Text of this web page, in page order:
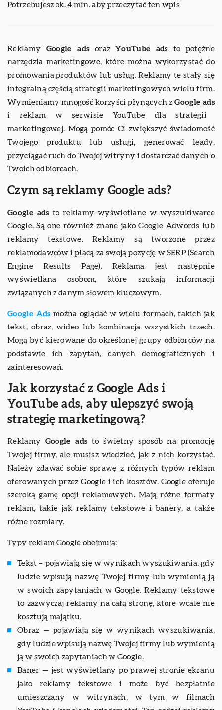
Potrzebujesz ok. 4 min. aby przeczytać ten wpis
Reklamy Google adsorazYouTube adsto potężne
narzędzia marketingowe, które można wykorzystać do
promowania produktów lub usług. Reklamy te stały się
integralną częścią strategii marketingowych wielu firm.
Wymieniamy mnogość korzyści płynących zGoogle ads
i reklam w serwisie YouTube dla strategii
marketingowej. Mogą pomóc Ci zwiększyć świadomość
Twojego produktu lub usługi, generować leady,
przyciągać ruch do Twojej witryny i dostarczać danych o
Twoich odbiorcach.
Czym są reklamy Google ads?
Google adsto reklamy wyświetlane w wyszukiwarce
Google. Są one również znane jako Google Adwords lub
reklamy tekstowe. Reklamy są tworzone przez
reklamodawców i płacą za swoją pozycję w SERP (Search
Engine Results Page). Reklama jest następnie
wyświetlana osobom, które szukają informacji
związanych z danym słowem kluczowym.
Google Adsmożna oglądać w wielu formach, takich jak
tekst, obraz, wideo lub kombinacja wszystkich trzech.
Mogą być kierowane do określonej grupy odbiorców na
podstawie ich zapytań, danych demograficznych i
zainteresowań.
Jak korzystać z Google Ads i
YouTube ads, aby ulepszyć swoją
strategię marketingową?
Reklamy Google adsto świetny sposób na promocję
Twojej firmy, ale musisz wiedzieć, jak z nich korzystać.
Należy zdawać sobie sprawę z różnych typów reklam
oferowanych przez Google i ich kosztów. Google oferuje
szeroką gamę opcji reklamowych. Mają różne formaty
reklam, takie jak reklamy tekstowe i banery, a także
różne rozmiary.
Typy reklam Google obejmują:
Tekst – pojawiają się w wynikach wyszukiwania, gdy
ludzie wpisują nazwę Twojej firmy lub wymienią ją
w swoich zapytaniach w Google. Reklamy tekstowe
to zazwyczaj reklamy na całą stronę, które wcale nie
kosztują majątku.
Obraz — pojawiają się w wynikach wyszukiwania,
gdy ludzie wpisują nazwę Twojej firmy lub wymienią
ją w swoich zapytaniach w Google.
Baner — jest wyświetlany po prawej stronie ekranu
jako reklamy tekstowe i może być bezpłatnie
umieszczany w witrynach, w tym w filmach